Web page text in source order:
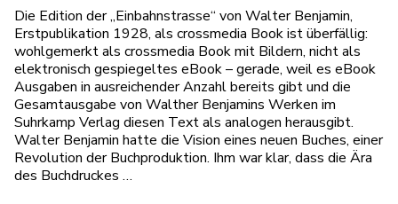
Die Edition der „Einbahnstrasse“ von Walter Benjamin,
Erstpublikation 1928, als crossmedia Book ist überfällig:
wohlgemerkt als crossmedia Book mit Bildern, nicht als
elektronisch gespiegeltes eBook – gerade, weil es eBook
Ausgaben in ausreichender Anzahl bereits gibt und die
Gesamtausgabe von Walther Benjamins Werken im
Suhrkamp Verlag diesen Text als analogen herausgibt.
Walter Benjamin hatte die Vision eines neuen Buches, einer
Revolution der Buchproduktion. Ihm war klar, dass die Ära
des Buchdruckes …